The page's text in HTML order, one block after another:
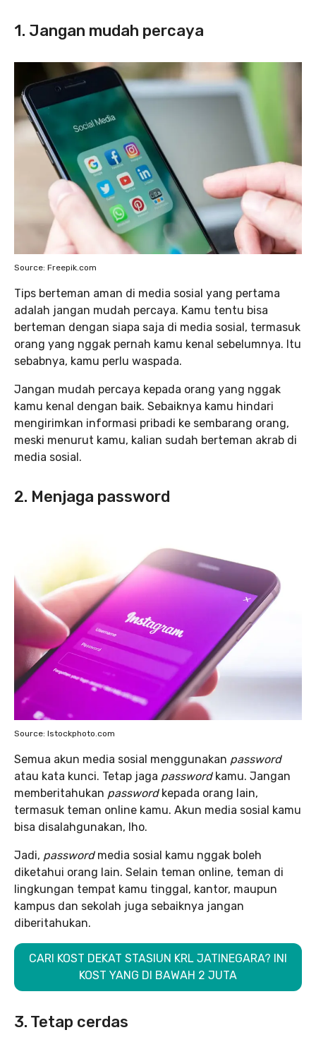
1. Jangan mudah percaya
Source: Freepik.com
Tips berteman aman di media sosial yang pertama
adalah jangan mudah percaya. Kamu tentu bisa
berteman dengan siapa saja di media sosial, termasuk
orang yang nggak pernah kamu kenal sebelumnya. Itu
sebabnya, kamu perlu waspada.
Jangan mudah percaya kepada orang yang nggak
kamu kenal dengan baik. Sebaiknya kamu hindari
mengirimkan informasi pribadi ke sembarang orang,
meski menurut kamu, kalian sudah berteman akrab di
media sosial.
2. Menjaga password
Source: Istockphoto.com
Semua akun media sosial menggunakan password
atau kata kunci. Tetap jaga password kamu. Jangan
memberitahukan password kepada orang lain,
termasuk teman online kamu. Akun media sosial kamu
bisa disalahgunakan, lho.
Jadi, password media sosial kamu nggak boleh
diketahui orang lain. Selain teman online, teman di
lingkungan tempat kamu tinggal, kantor, maupun
kampus dan sekolah juga sebaiknya jangan
diberitahukan.
CARI KOST DEKAT STASIUN KRL JATINEGARA? INI
KOST YANG DI BAWAH 2 JUTA
3. Tetap cerdas